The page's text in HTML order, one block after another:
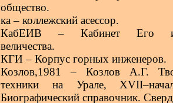
общество.
ка – коллежский асессор.
КабЕИВ – Кабинет Его
величества.
КГИ – Корпус горных инженеров.
Козлов,1981 – Козлов А.Г.
техники на Урале,
Биографический справочник.